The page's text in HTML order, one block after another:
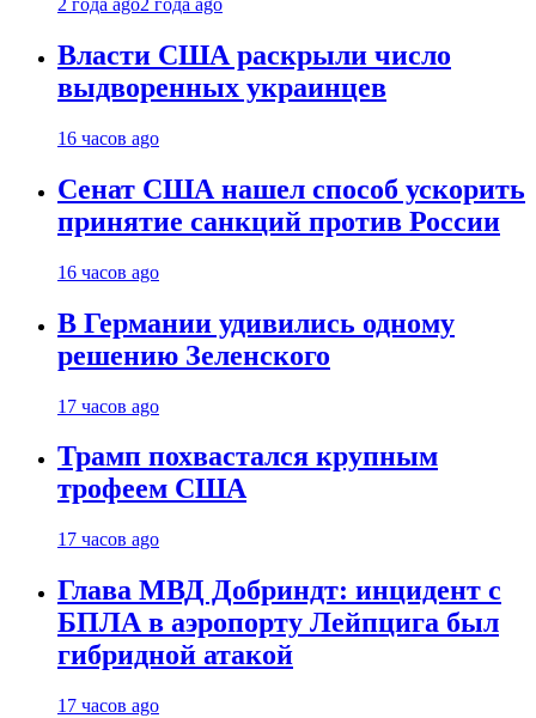
2 года ago2 года ago
Власти США раскрыли число
выдворенных украинцев
16 часов ago
Сенат США нашел способ ускорить
принятие санкций против России
16 часов ago
В Германии удивились одному
решению Зеленского
17 часов ago
Трамп похвастался крупным
трофеем США
17 часов ago
Глава МВД Добриндт: инцидент с
БПЛА в аэропорту Лейпцига был
гибридной атакой
17 часов ago